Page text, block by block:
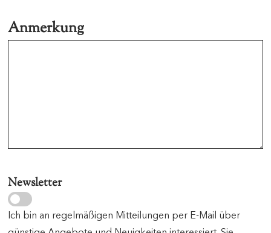
Anmerkung
Newsletter
Ich bin an regelmäßigen Mitteilungen per E-Mail über